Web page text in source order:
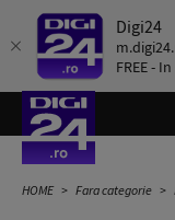
Digi24
FREE -
HOME Fara categorie